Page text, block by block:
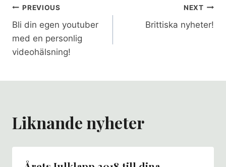
Inläggsnavigering
PREVIOUS
Bli din egen youtuber
med en personlig
videohälsning!
NEXT
Brittiska nyheter!
Liknande nyheter